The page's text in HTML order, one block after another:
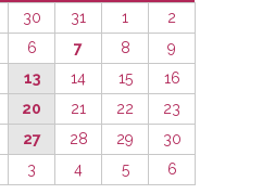
30 31 1
2
6 7 8
9
13 14 15
16
20 21 22
23
27 28 29
30
3 4 5 6